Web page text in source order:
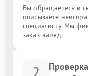
Вы обращаетесь в
описываете
специалисту. Мы
заказ-наряд.
2
Проверка